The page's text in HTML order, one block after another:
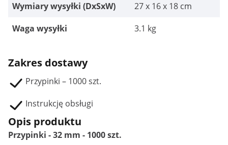
Wymiary wysyłki (DxSxW)
27 x 16 x 18 cm
Waga wysyłki
3.1 kg
Zakres dostawy
Przypinki – 1000 szt.
Instrukcję obsługi
Opis produktu
Przypinki - 32 mm - 1000 szt.